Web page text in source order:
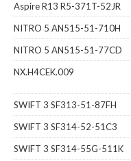
Aspire R13 R5-371T-52JR
NITRO 5 AN515-51-710H
NITRO 5 AN515-51-77CD
NX.H4CEK.009
SWIFT 3 SF313-51-87FH
SWIFT 3 SF314-52-51C3
SWIFT 3 SF314-55G-511K